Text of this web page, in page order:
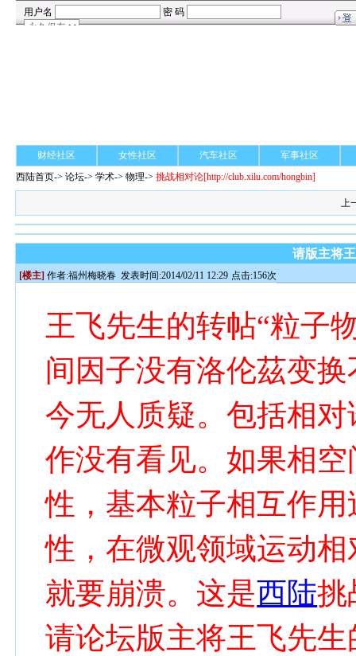
财经社区 女性社区 汽车社区
军事社区
西陆首页->论坛->学术-> 物理->挑战相对论[http://club.xilu.com/hongbin]
上
请版主将
[楼主] 作者:福州梅晓春 发表时间:2014/02/11 12:29 点击:156次
王飞先生的转帖“粒子
间因子没有洛伦茲变
今无人质疑。包括相
作没有看见。如果相
性，基本粒子相互作
性，在微观领域运动
就要崩溃。这是西陆挑
请论坛版主将王飞先